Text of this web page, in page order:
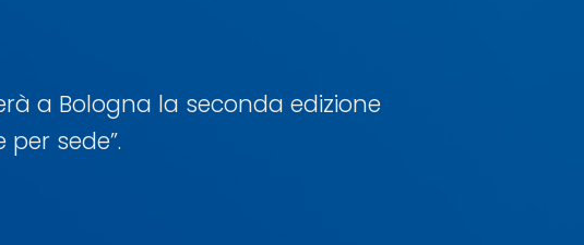
a Bologna la seconda edizione
sede”.